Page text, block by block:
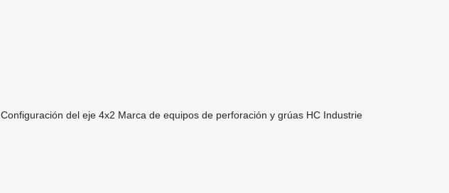
Configuración del eje 4x2 Marca de equipos de perforación y grúas HC Industrie